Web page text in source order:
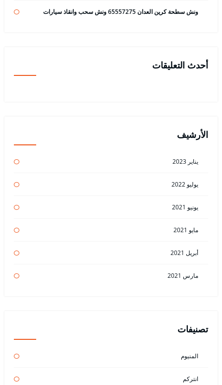
ونش سطحة كرين العدان 65557275 ونش سحب وانقاذ سيارات
أحدث التعليقات
الأرشيف
يناير 2023
يوليو 2022
يونيو 2021
مايو 2021
أبريل 2021
مارس 2021
تصنيفات
المنيوم
انتركم